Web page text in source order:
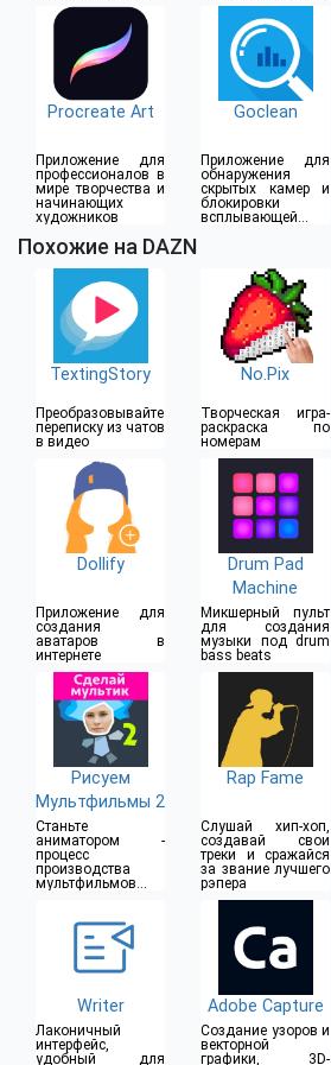
дома
Procreate Art
Приложение для
профессионалов в
мире творчества и
начинающих
художников
Goclean
Приложение для
обнаружения
скрытых камер и
блокировки
всплывающей
Похожие на DAZN
TextingStory
Преобразовывайте
переписку из чатов
в видео
No.Pix
Творческая игра-
раскраска по
номерам
Dollify
Приложение для
создания
аватаров в
интернете
Drum Pad
Machine
Микшерный пульт
для создания
музыки под drum
bass beats
Рисуем
Мультфильмы 2
Станьте
аниматором -
процесс
производства
мультфильмов
Rap Fame
Слушай хип-хоп,
создавай свои
треки и сражайся
за звание лучшего
рэпера
Writer
Лаконичный
интерфейс,
удобный для
Adobe Capture
Создание узоров и
векторной
графики, 3D-